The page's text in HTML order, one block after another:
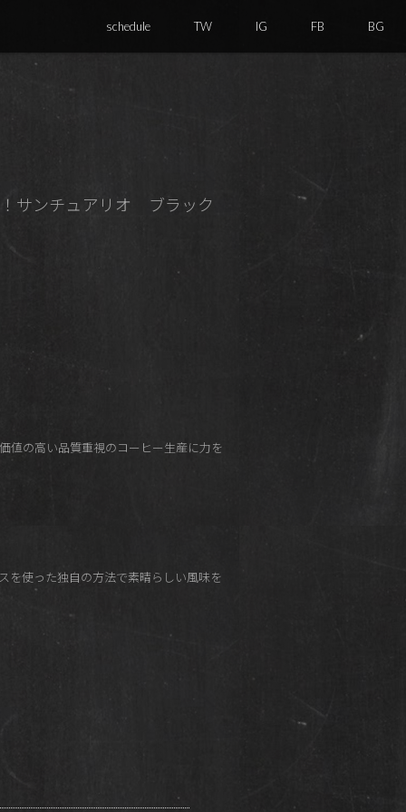
schedule TW IG FB BG
サンチュアリオ ブラック
値の高い品質重視のコーヒー生産に力を
を使った独自の方法で素晴らしい風味を